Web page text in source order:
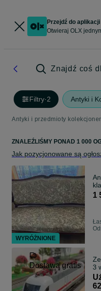
Przejdź do aplikacji
Otwieraj OLX
Znajdź coś
Filtry·2 Antyki i
ZNALEŹLIŚMY PONAD 1 000
Jak pozycjonowane są
1
Dostawa gratis
3
WYRÓŻNIONE